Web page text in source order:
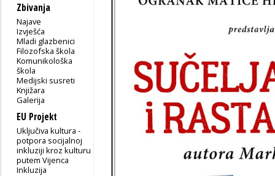
Zbivanja
Najave
Izvješća
Mladi glazbenici
Filozofska škola
Komunikološka
škola
Medijski susreti
Knjižara
Galerija
EU Projekt
Uključiva kultura -
potpora socijalnoj
inkluziji kroz kulturu
putem Vijenca
Inkluzija